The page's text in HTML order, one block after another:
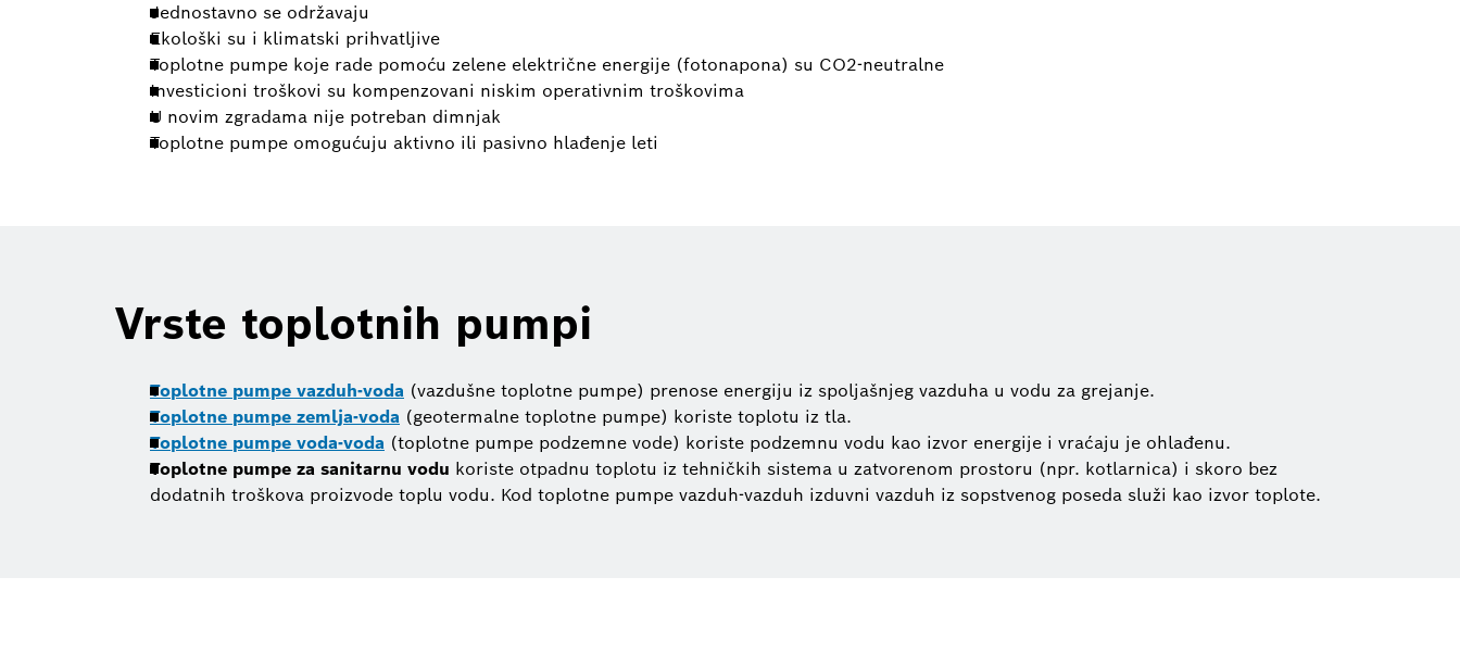
Jednostavno se održavaju
Ekološki su i klimatski prihvatljive
Toplotne pumpe koje rade pomoću zelene električne energije (fotonapona) su CO2-neutralne
Investicioni troškovi su kompenzovani niskim operativnim troškovima
U novim zgradama nije potreban dimnjak
Toplotne pumpe omogućuju aktivno ili pasivno hlađenje leti
Vrste toplotnih pumpi
Toplotne pumpe vazduh-voda (vazdušne toplotne pumpe) prenose energiju iz spoljašnjeg vazduha u vodu za grejanje.
Toplotne pumpe zemlja-voda (geotermalne toplotne pumpe) koriste toplotu iz tla.
Toplotne pumpe voda-voda (toplotne pumpe podzemne vode) koriste podzemnu vodu kao izvor energije i vraćaju je ohlađenu.
Toplotne pumpe za sanitarnu vodu koriste otpadnu toplotu iz tehničkih sistema u zatvorenom prostoru (npr. kotlarnica) i skoro bez
dodatnih troškova proizvode toplu vodu. Kod toplotne pumpe vazduh-vazduh izduvni vazduh iz sopstvenog poseda služi kao izvor toplote.